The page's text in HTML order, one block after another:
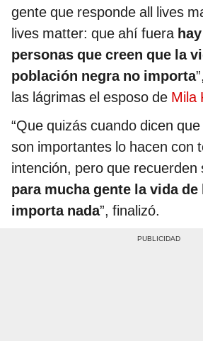
gente que responde all lives
lives matter: que ahí fuera
personas que creen que la
población negra no importa
las lágrimas el esposo de Mila
“Que quizás cuando dicen
son importantes lo hacen con
intención, pero que recuerden
para mucha gente la vida
importa nada”, finalizó.